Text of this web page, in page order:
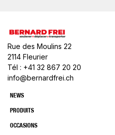
Rue des Moulins 22
2114 Fleurier
Tél : +41 32 867 20 20
info@bernardfrei.ch
NEWS
PRODUITS
OCCASIONS